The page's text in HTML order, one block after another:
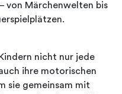
von Märchenwelten bis
nicht nur jede
ihre motorischen
sie gemeinsam mit